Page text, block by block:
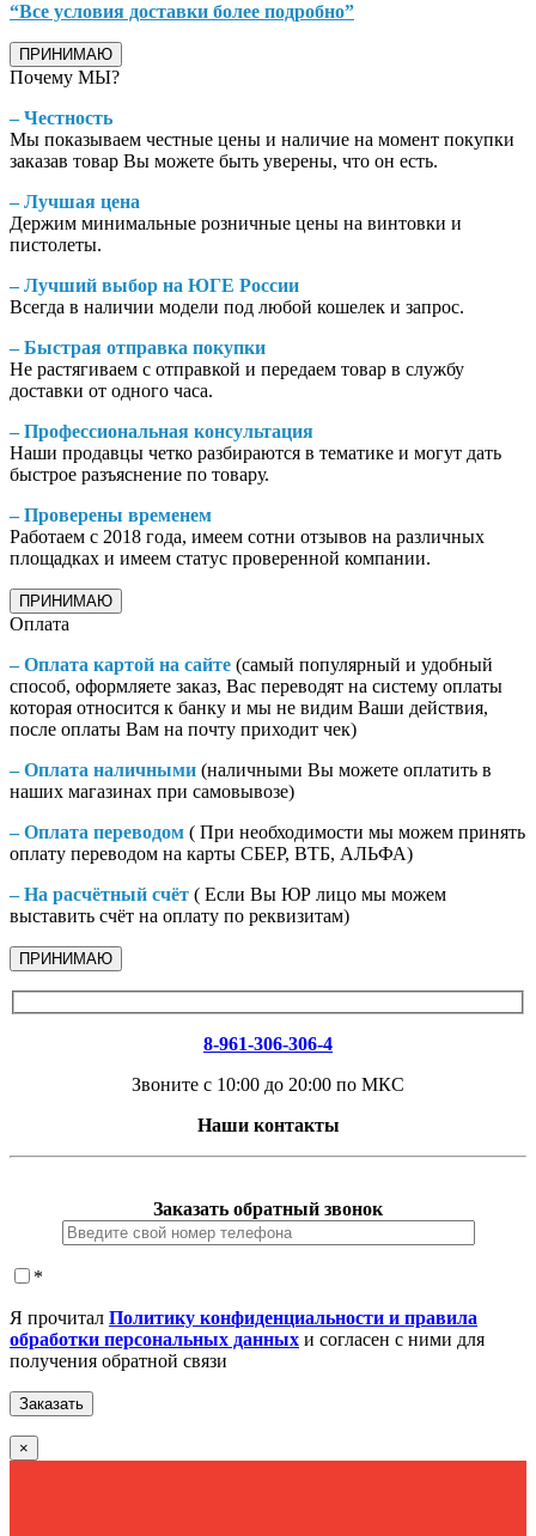
“Все условия доставки более подробно”
ПРИНИМАЮ
Почему МЫ?
– Честность
Мы показываем честные цены и наличие на момент покупки
заказав товар Вы можете быть уверены, что он есть.
– Лучшая цена
Держим минимальные розничные цены на винтовки и
пистолеты.
– Лучший выбор на ЮГЕ России
Всегда в наличии модели под любой кошелек и запрос.
– Быстрая отправка покупки
Не растягиваем с отправкой и передаем товар в службу
доставки от одного часа.
– Профессиональная консультация
Наши продавцы четко разбираются в тематике и могут дать
быстрое разъяснение по товару.
– Проверены временем
Работаем с 2018 года, имеем сотни отзывов на различных
площадках и имеем статус проверенной компании.
ПРИНИМАЮ
Оплата
– Оплата картой на сайте (самый популярный и удобный
способ, оформляете заказ, Вас переводят на систему оплаты
которая относится к банку и мы не видим Ваши действия,
после оплаты Вам на почту приходит чек)
– Оплата наличными (наличными Вы можете оплатить в
наших магазинах при самовывозе)
– Оплата переводом ( При необходимости мы можем принять
оплату переводом на карты СБЕР, ВТБ, АЛЬФА)
– На расчётный счёт ( Если Вы ЮР лицо мы можем
выставить счёт на оплату по реквизитам)
ПРИНИМАЮ
8-961-306-306-4
Звоните с 10:00 до 20:00 по МКС
Наши контакты
Заказать обратный звонок
*
Я прочитал Политику конфиденциальности и правила
обработки персональных данных и согласен с ними для
получения обратной связи
×